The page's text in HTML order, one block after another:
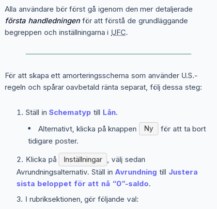
Alla användare bör först gå igenom den mer detaljerade
första handledningenför att förstå de grundläggande
begreppen och inställningarna i UFC.
För att skapa ett amorteringsschema som använder U.S.-
regeln och spårar oavbetald ränta separat, följ dessa steg:
Ställ inSchematyp till Lån.
Alternativt, klicka på knappen
Ny
för att ta bort
tidigare poster.
Klicka på
Inställningar , välj sedan
Avrundningsalternativ. Ställ inAvrundning till Justera
sista beloppet för att nå “0”-saldo.
I rubriksektionen, gör följande val: